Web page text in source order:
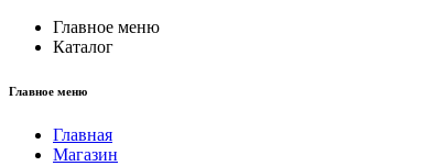
Главное меню
Каталог
Главное меню
Главная
Магазин